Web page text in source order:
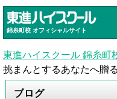
錦糸町校 オフィシャルサイト
東進ハイスクール 錦糸町
挑まんとするあなたへ贈
ブログ